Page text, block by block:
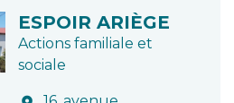
ESPOIR ARIÈGE
Actions familiale et
sociale